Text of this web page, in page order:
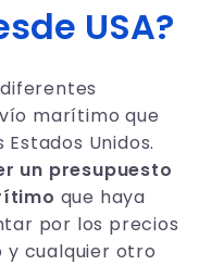
USA?
marítimo que
Unidos.
un presupuesto
que haya
por los precios
y cualquier otro